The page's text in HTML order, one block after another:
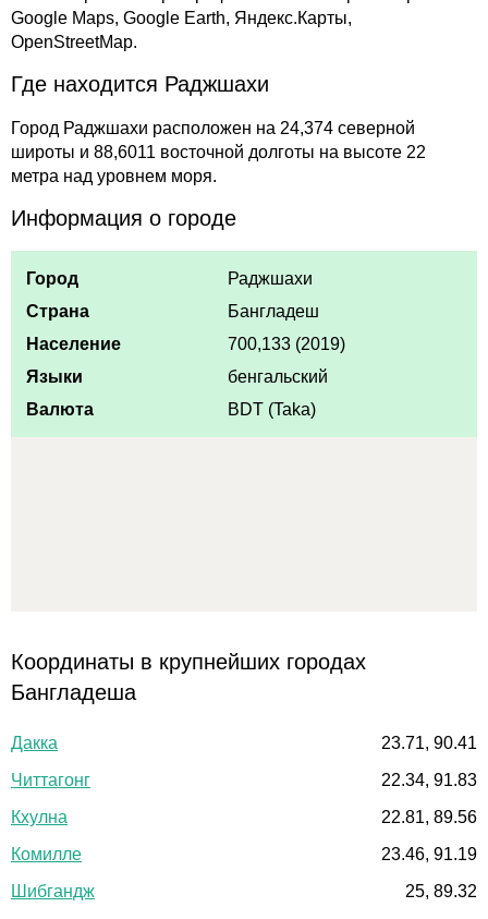
Google Maps, Google Earth, Яндекс.Карты,
OpenStreetMap.
Где находится Раджшахи
Город Раджшахи расположен на 24,374 северной
широты и 88,6011 восточной долготы на высоте 22
метра над уровнем моря.
Информация о городе
Город
Раджшахи
Страна
Бангладеш
Население
700,133 (2019)
Языки
бенгальский
Валюта
BDT (Taka)
Координаты в крупнейших городах
Бангладеша
Дакка
23.71, 90.41
Читтагонг
22.34, 91.83
Кхулна
22.81, 89.56
Комилле
23.46, 91.19
Шибгандж
25, 89.32